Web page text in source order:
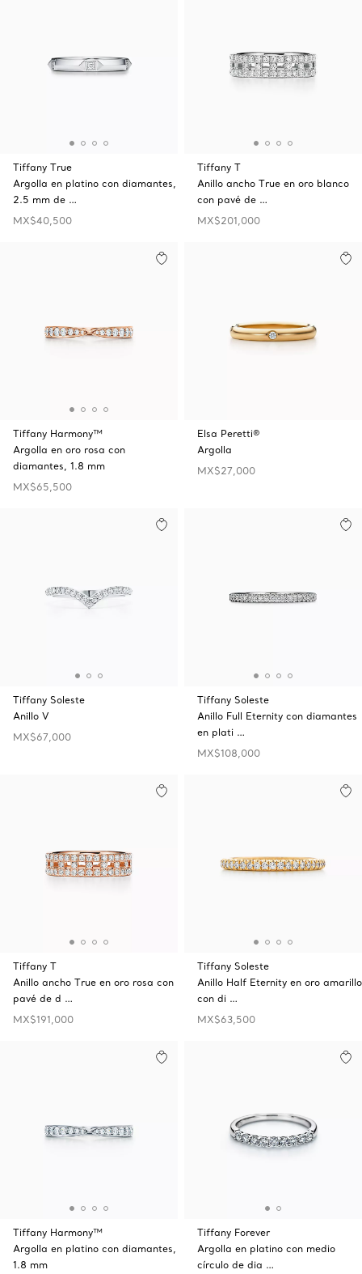
Tiffany True
Argolla en platino con diamantes,
2.5 mm de …
MX$40,500
Tiffany T
Anillo ancho True en oro blanco
con pavé de …
MX$201,000
Tiffany Harmony™
Argolla en oro rosa con
diamantes, 1.8 mm
MX$65,500
Elsa Peretti®
Argolla
MX$27,000
Tiffany Soleste
Anillo V
MX$67,000
Tiffany Soleste
Anillo Full Eternity con diamantes
en plati …
MX$108,000
Tiffany T
Anillo ancho True en oro rosa con
pavé de d …
MX$191,000
Tiffany Soleste
Anillo Half Eternity en oro amarillo
con di …
MX$63,500
Tiffany Harmony™
Argolla en platino con diamantes,
1.8 mm
Tiffany Forever
Argolla en platino con medio
círculo de dia …